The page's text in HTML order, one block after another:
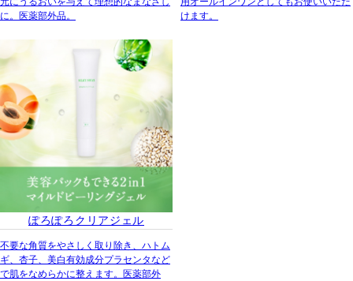
に。医薬部外品。
けます。
ぽろぽろクリアジェル
不要な角質をやさしく取り除き、ハトム
ギ、杏子、美白有効成分プラセンタなど
で肌をなめらかに整えます。医薬部外